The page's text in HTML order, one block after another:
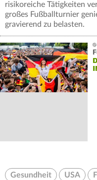
risikoreiche Tätigkeiten
großes Fußballturnier
gravierend zu belasten.
Gesundheit USA